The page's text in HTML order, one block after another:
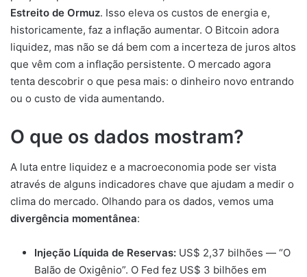
Estreito de Ormuz. Isso eleva os custos de energia e,
historicamente, faz a inflação aumentar. O Bitcoin adora
liquidez, mas não se dá bem com a incerteza de juros altos
que vêm com a inflação persistente. O mercado agora
tenta descobrir o que pesa mais: o dinheiro novo entrando
ou o custo de vida aumentando.
O que os dados mostram?
A luta entre liquidez e a macroeconomia pode ser vista
através de alguns indicadores chave que ajudam a medir o
clima do mercado. Olhando para os dados, vemos uma
divergência momentânea:
Injeção Líquida de Reservas: US$ 2,37 bilhões — “O
Balão de Oxigênio”. O Fed fez US$ 3 bilhões em